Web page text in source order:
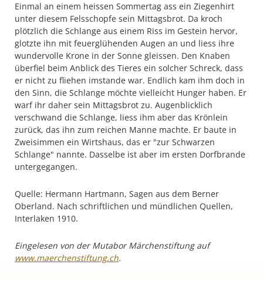
Einmal an einem heissen Sommertag ass ein Ziegenhirt
unter diesem Felsschopfe sein Mittagsbrot. Da kroch
plötzlich die Schlange aus einem Riss im Gestein hervor,
glotzte ihn mit feuerglühenden Augen an und liess ihre
wundervolle Krone in der Sonne gleissen. Den Knaben
überfiel beim Anblick des Tieres ein solcher Schreck, dass
er nicht zu fliehen imstande war. Endlich kam ihm doch in
den Sinn, die Schlange möchte vielleicht Hunger haben. Er
warf ihr daher sein Mittagsbrot zu. Augenblicklich
verschwand die Schlange, liess ihm aber das Krönlein
zurück, das ihn zum reichen Manne machte. Er baute in
Zweisimmen ein Wirtshaus, das er "zur Schwarzen
Schlange" nannte. Dasselbe ist aber im ersten Dorfbrande
untergegangen.
Quelle: Hermann Hartmann, Sagen aus dem Berner
Oberland. Nach schriftlichen und mündlichen Quellen,
Interlaken 1910.
Eingelesen von der Mutabor Märchenstiftung auf
www.maerchenstiftung.ch.